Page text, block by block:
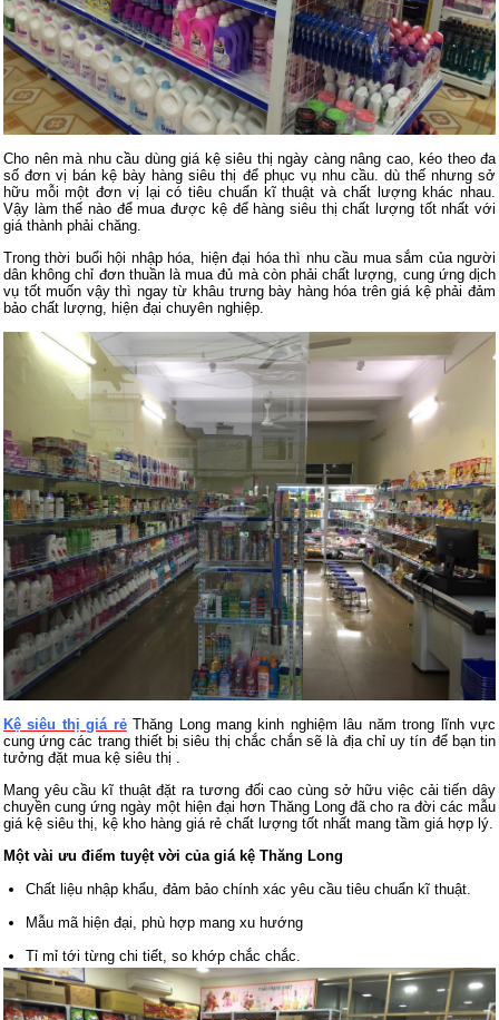
Cho nên mà nhu cầu dùng giá kệ siêu thị ngày càng nâng cao, kéo theo đa
số đơn vị bán kệ bày hàng siêu thị để phục vụ nhu cầu. dù thế nhưng sở
hữu mỗi một đơn vị lại có tiêu chuẩn kĩ thuật và chất lượng khác nhau.
Vậy làm thế nào để mua được kệ để hàng siêu thị chất lượng tốt nhất với
giá thành phải chăng.
Trong thời buổi hội nhập hóa, hiện đại hóa thì nhu cầu mua sắm của người
dân không chỉ đơn thuần là mua đủ mà còn phải chất lượng, cung ứng dịch
vụ tốt muốn vậy thì ngay từ khâu trưng bày hàng hóa trên giá kệ phải đảm
bảo chất lượng, hiện đại chuyên nghiệp.
Kệ siêu thị giá rẻThăng Long mang kinh nghiệm lâu năm trong lĩnh vực
cung ứng các trang thiết bị siêu thị chắc chắn sẽ là địa chỉ uy tín để bạn tin
tưởng đặt mua kệ siêu thị .
Mang yêu cầu kĩ thuật đặt ra tương đối cao cùng sở hữu việc cải tiến dây
chuyền cung ứng ngày một hiện đại hơn Thăng Long đã cho ra đời các mẫu
giá kệ siêu thị, kệ kho hàng giá rẻ chất lượng tốt nhất mang tầm giá hợp lý.
Một vài ưu điểm tuyệt vời của giá kệ Thăng Long
Chất liệu nhập khẩu, đảm bảo chính xác yêu cầu tiêu chuẩn kĩ thuật.
Mẫu mã hiện đại, phù hợp mang xu hướng
Tỉ mỉ tới từng chi tiết, so khớp chắc chắc.